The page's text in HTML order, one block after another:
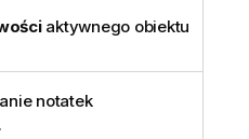
aktywnego obiektu
notatek